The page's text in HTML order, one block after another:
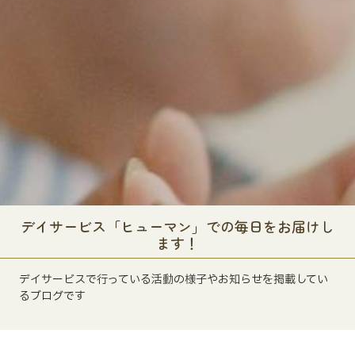
デイサービス「ヒューマン」での毎日をお届けし
ます！
デイサービスで行っている活動の様子やお知らせを掲載してい
るブログです